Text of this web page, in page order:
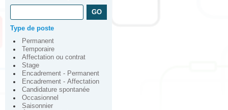
Type de poste
Permanent
Temporaire
Affectation ou contrat
Stage
Encadrement - Permanent
Encadrement - Affectation
Candidature spontanée
Occasionnel
Saisonnier